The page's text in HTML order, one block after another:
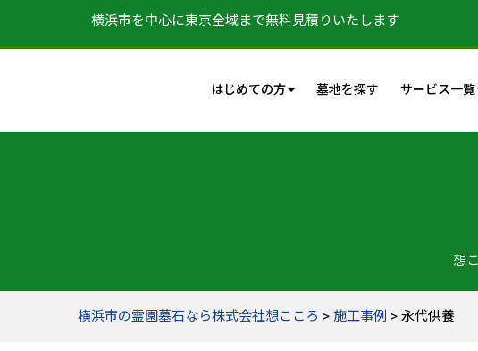
横浜市を中心に東京全域まで無料見積りいたします
はじめての方 墓地を探す サービス一覧
想
横浜市の霊園墓石なら株式会社想こころ > 施工事例 > 永代供養